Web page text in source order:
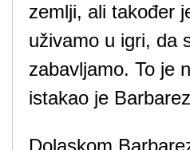
zemlji, ali također
uživamo u igri, da
zabavljamo. To je
istakao je
Dolaskom